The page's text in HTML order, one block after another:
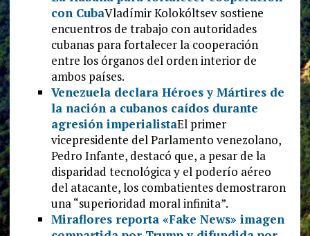
con CubaVladímir Kolokóltsev sostiene
encuentros de trabajo con autoridades
cubanas para fortalecer la cooperación
entre los órganos del orden interior de
ambos países.
Venezuela declara Héroes y Mártires de
la nación a cubanos caídos durante
agresión imperialistaEl primer
vicepresidente del Parlamento venezolano,
Pedro Infante, destacó que, a pesar de la
disparidad tecnológica y el poderío aéreo
del atacante, los combatientes demostraron
una “superioridad moral infinita”.
Miraflores reporta «Fake News» imagen